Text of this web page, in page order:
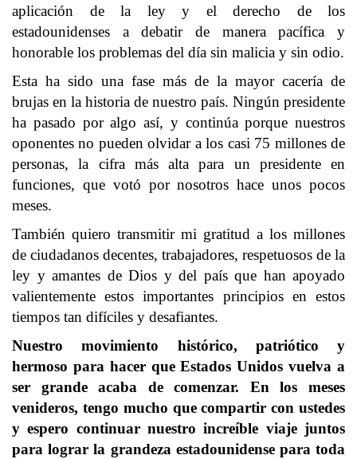
aplicación de la ley y el derecho de los
estadounidenses a debatir de manera pacífica y
honorable los problemas del día sin malicia y sin odio.
Esta ha sido una fase más de la mayor cacería de
brujas en la historia de nuestro país. Ningún presidente
ha pasado por algo así, y continúa porque nuestros
oponentes no pueden olvidar a los casi 75 millones de
personas, la cifra más alta para un presidente en
funciones, que votó por nosotros hace unos pocos
meses.
También quiero transmitir mi gratitud a los millones
de ciudadanos decentes, trabajadores, respetuosos de la
ley y amantes de Dios y del país que han apoyado
valientemente estos importantes principios en estos
tiempos tan difíciles y desafiantes.
Nuestro movimiento histórico, patriótico y
hermoso para hacer que Estados Unidos vuelva a
ser grande acaba de comenzar. En los meses
venideros, tengo mucho que compartir con ustedes
y espero continuar nuestro increíble viaje juntos
para lograr la grandeza estadounidense para toda